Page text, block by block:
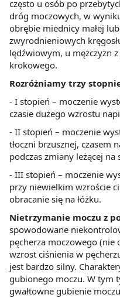
często u osób po
dróg moczowych, w
obrębie miednicy małej
zwyrodnieniowych
lędźwiowym, u mężczyzn
krokowego.
Rozróżniamy trzy
- I stopień – moczenie
czasie dużego wzrostu
- II stopień – moczenie
tłoczni brzusznej, czasem
podczas zmiany leżącej
- III stopień – moczenie
przy niewielkim wzroście
obracanie się na łóżku.
Nietrzymanie moczu z
spowodowane
pęcherza moczowego
wzrost ciśnienia w
jest bardzo silny.
gubionego moczu. W tym
gwałtowne gubienie